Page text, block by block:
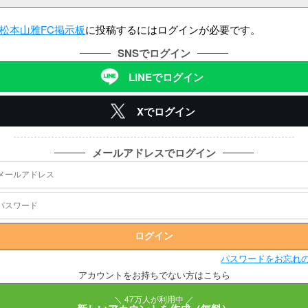
本山雅FC掲示板に投稿するにはログインが必要です。
SNSでログイン
LINEでログイン
Xでログイン
メールアドレスでログイン
パスワードをお忘れ
アカウントをお持ちでない方はこちら
＼ 47万人が利用中 ／